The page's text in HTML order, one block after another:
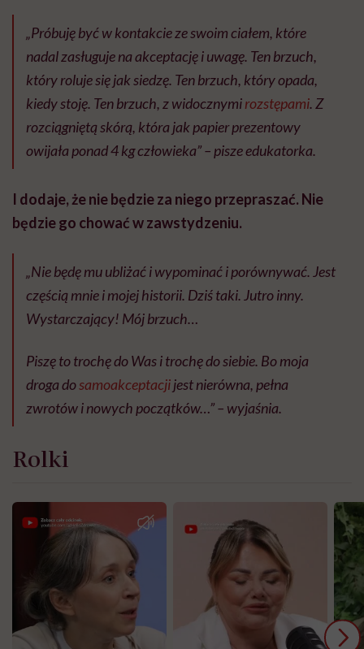
„Próbuję być w kontakcie ze swoim ciałem, które
nadal zasługuje na akceptację i uwagę. Ten brzuch,
który roluje się jak siedzę. Ten brzuch, który opada,
kiedy stoję. Ten brzuch, z widocznymirozstępami. Z
rozciągniętą skórą, która jak papier prezentowy
owijała ponad 4 kg człowieka” – pisze edukatorka.
I dodaje, że nie będzie za niego przepraszać. Nie
będzie go chować w zawstydzeniu.
„Nie będę mu ubliżać i wypominać i porównywać. Jest
częścią mnie i mojej historii. Dziś taki. Jutro inny.
Wystarczający! Mój brzuch…
Piszę to trochę do Was i trochę do siebie. Bo moja
droga dosamoakceptacjijest nierówna, pełna
zwrotów i nowych początków…” – wyjaśnia.
Rolki